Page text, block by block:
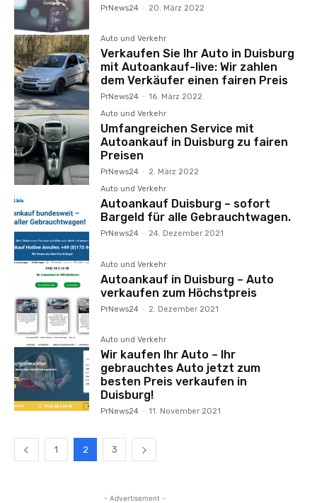
PrNews24 - 20. März 2022
Auto und Verkehr
Verkaufen Sie Ihr Auto in Duisburg
mit Autoankauf-live: Wir zahlen
dem Verkäufer einen fairen Preis
PrNews24 - 16. März 2022
Auto und Verkehr
Umfangreichen Service mit
Autoankauf in Duisburg zu fairen
Preisen
PrNews24 - 2. März 2022
Auto und Verkehr
Autoankauf Duisburg – sofort
Bargeld für alle Gebrauchtwagen.
PrNews24 - 24. Dezember 2021
Auto und Verkehr
Autoankauf in Duisburg – Auto
verkaufen zum Höchstpreis
PrNews24 - 2. Dezember 2021
Auto und Verkehr
Wir kaufen Ihr Auto – Ihr
gebrauchtes Auto jetzt zum
besten Preis verkaufen in
Duisburg!
PrNews24 - 11. November 2021
1 2 3
- Advertisement -